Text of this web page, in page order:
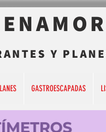
Y
GASTROESCAPADAS